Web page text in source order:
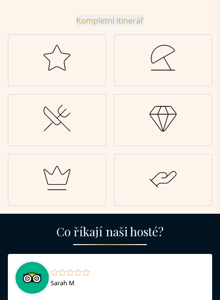
Kompletní itinerář
Co říkají naši hosté?
Sarah M